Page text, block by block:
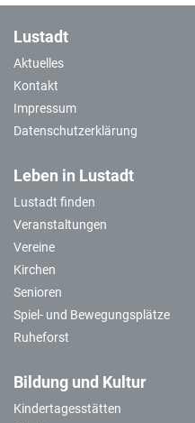
Lustadt
Aktuelles
Kontakt
Impressum
Datenschutzerklärung
Leben in Lustadt
Lustadt finden
Veranstaltungen
Vereine
Kirchen
Senioren
Spiel- und Bewegungsplätze
Ruheforst
Bildung und Kultur
Kindertagesstätten